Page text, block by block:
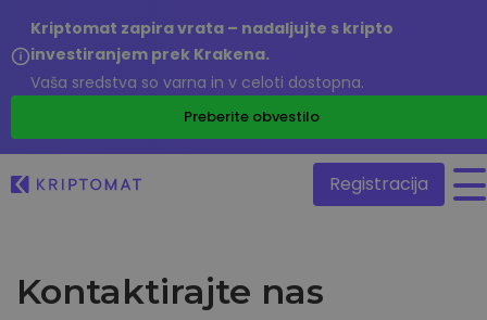
Kriptomat zapira vrata – nadaljujte s kripto
investiranjem prek Krakena.
Vaša sredstva so varna in v celoti dostopna.
Preberite obvestilo
Vse cene
Več kot 300 kriptovalut
Registracija
/
Kontaktirajte nas